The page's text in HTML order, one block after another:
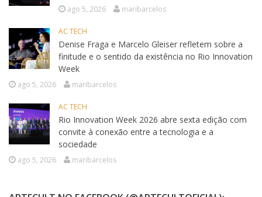
ago 5, 2026 maribarcelos
AC TECH
Denise Fraga e Marcelo Gleiser refletem sobre a
finitude e o sentido da existência no Rio Innovation
Week
ago 5, 2026 maribarcelos
AC TECH
Rio Innovation Week 2026 abre sexta edição com
convite à conexão entre a tecnologia e a
sociedade
ago 5, 2026 maribarcelos